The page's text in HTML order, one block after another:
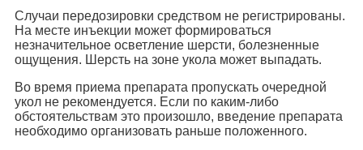
Случаи передозировки средством не регистрированы.
На месте инъекции может формироваться
незначительное осветление шерсти, болезненные
ощущения. Шерсть на зоне укола может выпадать.
Во время приема препарата пропускать очередной
укол не рекомендуется. Если по каким-либо
обстоятельствам это произошло, введение препарата
необходимо организовать раньше положенного.